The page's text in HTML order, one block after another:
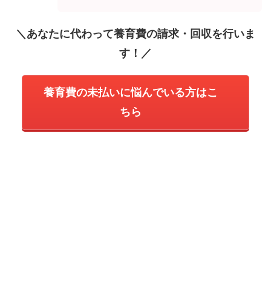
＼あなたに代わって養育費の請求・回収を行いま
す！／
養育費の未払いに悩んでいる方はこ
ちら